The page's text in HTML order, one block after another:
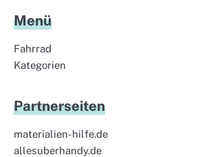
Menü
Fahrrad
Kategorien
Partnerseiten
materialien-hilfe.de
allesuberhandy.de